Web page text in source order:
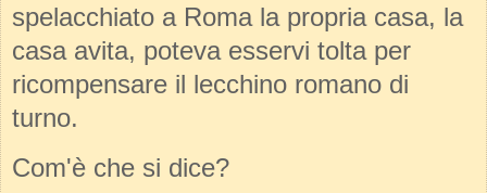
spelacchiato a Roma la propria casa, la
casa avita, poteva esservi tolta per
ricompensare il lecchino romano di
turno.
Com'è che si dice?